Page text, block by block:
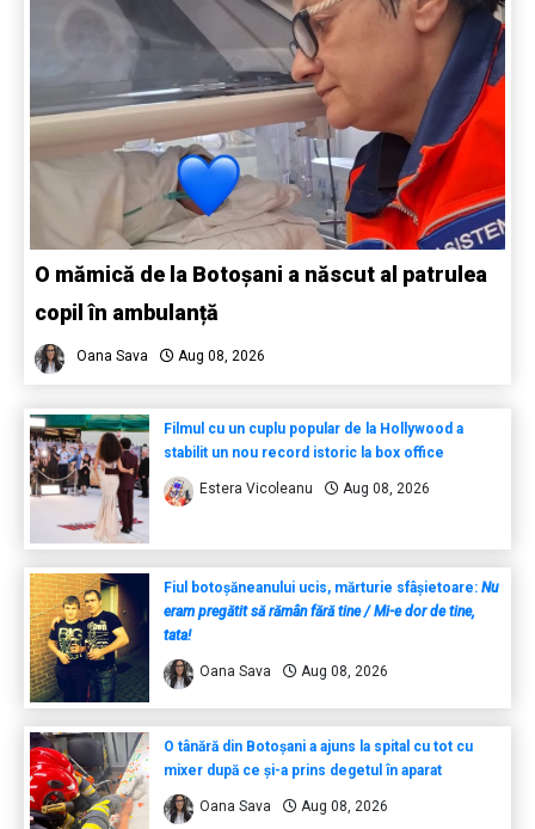
O mămică de la Botoșani a născut al patrulea
copil în ambulanță
Oana Sava Aug 08, 2026
Filmul cu un cuplu popular de la Hollywood a
stabilit un nou record istoric la box office
Estera Vicoleanu Aug 08, 2026
Fiul botoșăneanului ucis, mărturie sfâșietoare: Nu
eram pregătit să rămân fără tine / Mi-e dor de tine,
tata!
Oana Sava Aug 08, 2026
O tânără din Botoșani a ajuns la spital cu tot cu
mixer după ce și-a prins degetul în aparat
Oana Sava Aug 08, 2026